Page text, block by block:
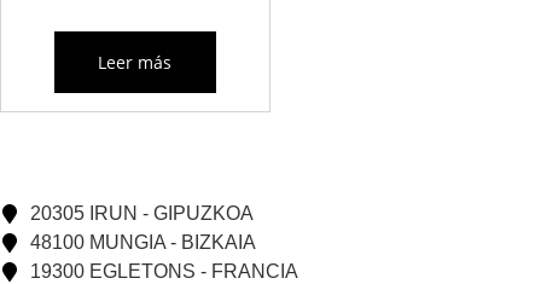
Leer más
20305 IRUN - GIPUZKOA
48100 MUNGIA - BIZKAIA
19300 EGLETONS - FRANCIA